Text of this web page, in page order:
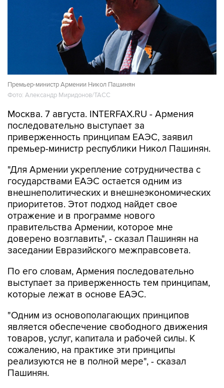
Премьер-министр Армении Никол Пашинян
Фото: Александр Миридонов/ТАСС
Москва. 7 августа. INTERFAX.RU - Армения
последовательно выступает за
приверженность принципам ЕАЭС, заявил
премьер-министр республики Никол Пашинян.
"Для Армении укрепление сотрудничества с
государствами ЕАЭС остается одним из
внешнеполитических и внешнеэкономических
приоритетов. Этот подход найдет свое
отражение и в программе нового
правительства Армении, которое мне
доверено возглавить", - сказал Пашинян на
заседании Евразийского межправсовета.
По его словам, Армения последовательно
выступает за приверженность тем принципам,
которые лежат в основе ЕАЭС.
"Одним из основополагающих принципов
является обеспечение свободного движения
товаров, услуг, капитала и рабочей силы. К
сожалению, на практике эти принципы
реализуются не в полной мере", - сказал
Пашинян.